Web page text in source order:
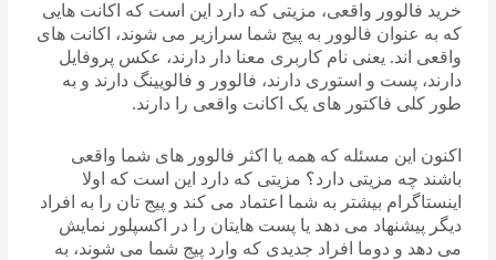
خرید فالوور واقعی، مزیتی که دارد این است که اکانت هایی
که به عنوان فالوور به پیج شما سرازیر می شوند، اکانت های
واقعی اند. یعنی نام کاربری معنا دار دارند، عکس پروفایل
دارند، پست و استوری دارند، فالوور و فالویینگ دارند و به
طور کلی فاکتور های یک اکانت واقعی را دارند.
اکنون این مسئله که همه یا اکثر فالوور های شما واقعی
باشند چه مزیتی دارد؟ مزیتی که دارد این است که اولا
اینستاگرام بیشتر به شما اعتماد می کند و پیج تان را به افراد
دیگر پیشنهاد می دهد یا پست هایتان را در اکسپلور نمایش
می دهد و دوما افراد جدیدی که وارد پیج شما می شوند، به